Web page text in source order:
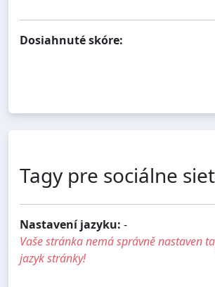
Dosiahnuté skóre:
Tagy pre sociálne
Nastavení jazyku: -
Vaše stránka nemá správně nastaven
jazyk stránky!